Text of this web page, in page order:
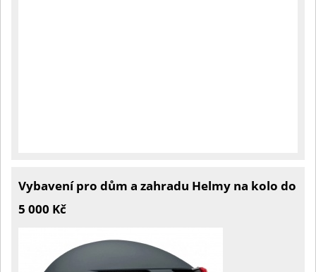
Vybavení pro dům a zahradu Helmy na kolo do
5 000 Kč